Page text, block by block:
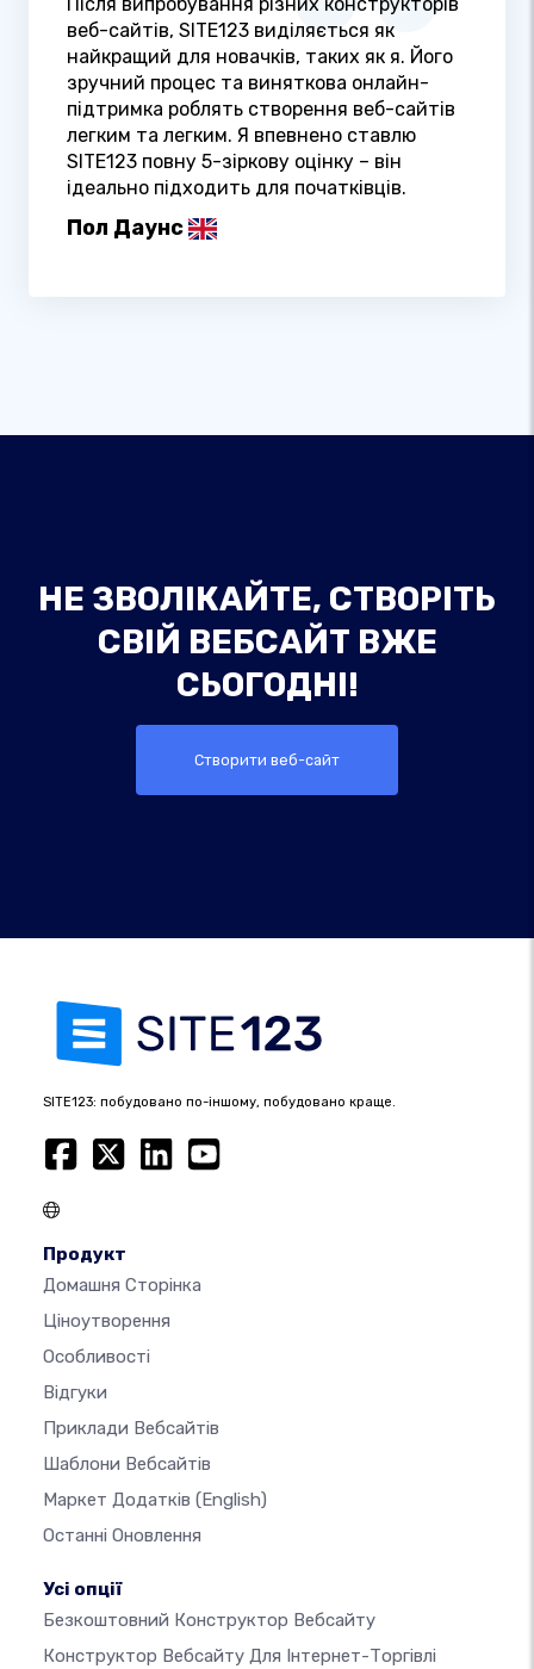
веб-сайтів, SITE123 виділяється як
найкращий для новачків, таких як я. Його
зручний процес та виняткова онлайн-
підтримка роблять створення веб-сайтів
легким та легким. Я впевнено ставлю
SITE123 повну 5-зіркову оцінку – він
ідеально підходить для початківців.
Пол Даунс
НЕ ЗВОЛІКАЙТЕ, СТВОРІТЬ
СВІЙ ВЕБСАЙТ ВЖЕ
СЬОГОДНІ!
Створити веб-сайт
SITE123: побудовано по-іншому, побудовано краще.
Продукт
Домашня Сторінка
Ціноутворення
Особливості
Відгуки
Приклади Вебсайтів
Шаблони Вебсайтів
Маркет Додатків (English)
Останні Оновлення
Усі опції
Безкоштовний Конструктор Вебсайту
Конструктор Вебсайту Для Інтернет-Торгівлі